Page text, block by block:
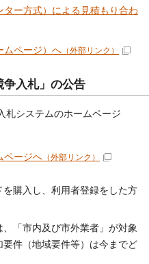
ー方式）による見積もり合わ
ムページ）へ （外部リンク）
争入札」の公告
札システムのホームページ
ページへ （外部リンク）
購入し、利用者登録をした方
「市内及び市外業者」が対象
件（地域要件等）は今までど